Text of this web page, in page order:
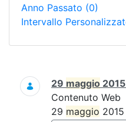
Anno Passato (0)
Intervallo
Ricerca
29 maggio
Contenuto Web
29 maggio